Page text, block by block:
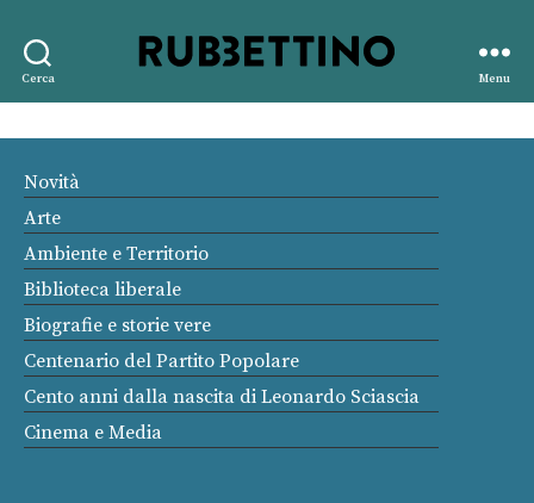
Cerca
editore
Menu
Novità
Arte
Ambiente e Territorio
Biblioteca liberale
Biografie e storie vere
Centenario del Partito Popolare
Cento anni dalla nascita di Leonardo Sciascia
Cinema e Media